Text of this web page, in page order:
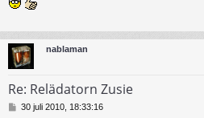
l
g
g
nablaman
Re: Relädatorn Zusie
30 juli 2010, 18:33:16